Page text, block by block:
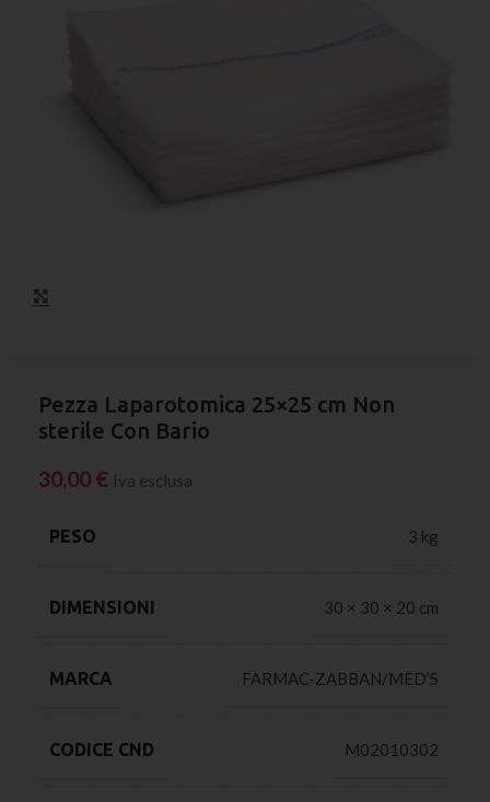
Pezza Laparotomica 25×25 cm Non
sterile Con Bario
30,00 € Iva esclusa
PESO 3 kg
DIMENSIONI 30 × 30 × 20 cm
MARCA FARMAC-ZABBAN/MED’S
CODICE CND M02010302